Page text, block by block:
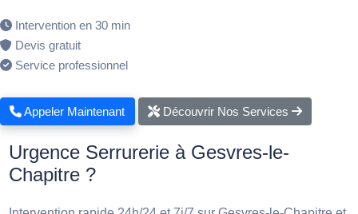
Intervention en 30 min
Devis gratuit
Service professionnel
Appeler Maintenant Découvrir Nos Services
Urgence Serrurerie à Gesvres-le-
Chapitre ?